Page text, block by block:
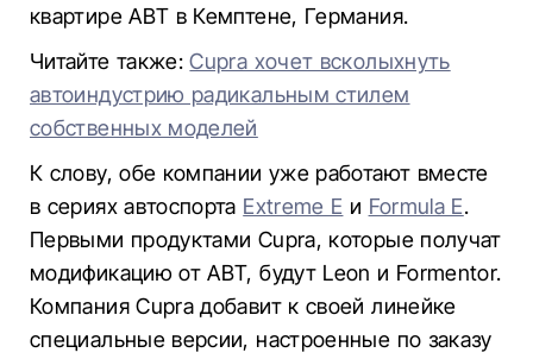
квартире ABT в Кемптене, Германия.
Читайте также:Cupra хочет всколыхнуть
автоиндустрию радикальным стилем
собственных моделей
К слову, обе компании уже работают вместе
в сериях автоспорта Extreme E и Formula E.
Первыми продуктами Cupra, которые получат
модификацию от ABT, будут Leon и Formentor.
Компания Cupra добавит к своей линейке
специальные версии, настроенные по заказу